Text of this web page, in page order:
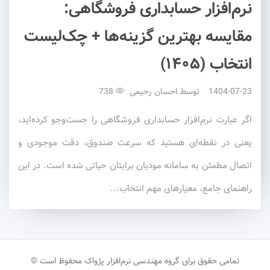
نرم‌افزار حسابداری فروشگاهی:
مقایسه بهترین گزینه‌ها + چک‌لیست
انتخاب (۱۴۰۵)
1404-07-23 توسط احسان رحیمی
اگر عبارت نرم‌افزار حسابداری فروشگاهی را جست‌وجو کرده‌اید،
یعنی در نقطه‌ای هستید که سرعت صندوق، دقت موجودی و
اتصال مطمئن به سامانه مودیان برایتان حیاتی شده است. در این
راهنمای جامع، معیارهای مهم انتخاب...
تمامی حقوق برای گروه مهندسی نرم‌افزار پژواک محفوظ است ©